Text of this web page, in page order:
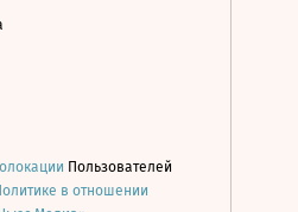
Пользователей
в отношении